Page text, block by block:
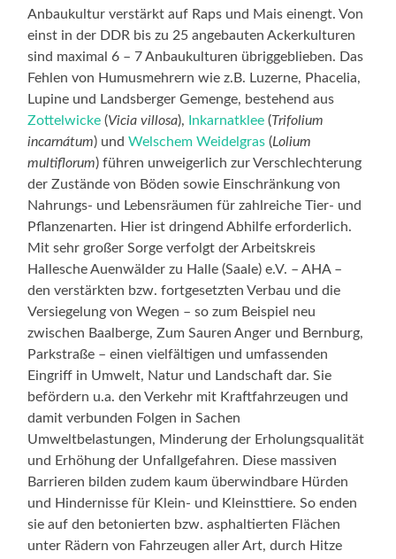
Anbaukultur verstärkt auf Raps und Mais einengt. Von
einst in der DDR bis zu 25 angebauten Ackerkulturen
sind maximal 6 – 7 Anbaukulturen übriggeblieben. Das
Fehlen von Humusmehrern wie z.B. Luzerne, Phacelia,
Lupine und Landsberger Gemenge, bestehend aus
Zottelwicke (Vicia villosa), Inkarnatklee (Trifolium
incarnátum) undWelschem Weidelgras (Lolium
multiflorum) führen unweigerlich zur Verschlechterung
der Zustände von Böden sowie Einschränkung von
Nahrungs- und Lebensräumen für zahlreiche Tier- und
Pflanzenarten. Hier ist dringend Abhilfe erforderlich.
Mit sehr großer Sorge verfolgt der Arbeitskreis
Hallesche Auenwälder zu Halle (Saale) e.V. – AHA –
den verstärkten bzw. fortgesetzten Verbau und die
Versiegelung von Wegen – so zum Beispiel neu
zwischen Baalberge, Zum Sauren Anger und Bernburg,
Parkstraße – einen vielfältigen und umfassenden
Eingriff in Umwelt, Natur und Landschaft dar. Sie
befördern u.a. den Verkehr mit Kraftfahrzeugen und
damit verbunden Folgen in Sachen
Umweltbelastungen, Minderung der Erholungsqualität
und Erhöhung der Unfallgefahren. Diese massiven
Barrieren bilden zudem kaum überwindbare Hürden
und Hindernisse für Klein- und Kleinsttiere. So enden
sie auf den betonierten bzw. asphaltierten Flächen
unter Rädern von Fahrzeugen aller Art, durch Hitze